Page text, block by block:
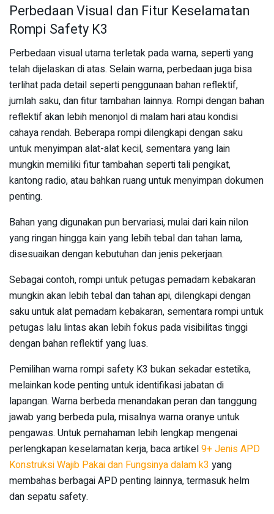
Perbedaan Visual dan Fitur Keselamatan
Rompi Safety K3
Perbedaan visual utama terletak pada warna, seperti yang
telah dijelaskan di atas. Selain warna, perbedaan juga bisa
terlihat pada detail seperti penggunaan bahan reflektif,
jumlah saku, dan fitur tambahan lainnya. Rompi dengan bahan
reflektif akan lebih menonjol di malam hari atau kondisi
cahaya rendah. Beberapa rompi dilengkapi dengan saku
untuk menyimpan alat-alat kecil, sementara yang lain
mungkin memiliki fitur tambahan seperti tali pengikat,
kantong radio, atau bahkan ruang untuk menyimpan dokumen
penting.
Bahan yang digunakan pun bervariasi, mulai dari kain nilon
yang ringan hingga kain yang lebih tebal dan tahan lama,
disesuaikan dengan kebutuhan dan jenis pekerjaan.
Sebagai contoh, rompi untuk petugas pemadam kebakaran
mungkin akan lebih tebal dan tahan api, dilengkapi dengan
saku untuk alat pemadam kebakaran, sementara rompi untuk
petugas lalu lintas akan lebih fokus pada visibilitas tinggi
dengan bahan reflektif yang luas.
Pemilihan warna rompi safety K3 bukan sekadar estetika,
melainkan kode penting untuk identifikasi jabatan di
lapangan. Warna berbeda menandakan peran dan tanggung
jawab yang berbeda pula, misalnya warna oranye untuk
pengawas. Untuk pemahaman lebih lengkap mengenai
perlengkapan keselamatan kerja, baca artikel9+ Jenis APD
Konstruksi Wajib Pakai dan Fungsinya dalam k3 yang
membahas berbagai APD penting lainnya, termasuk helm
dan sepatu safety.